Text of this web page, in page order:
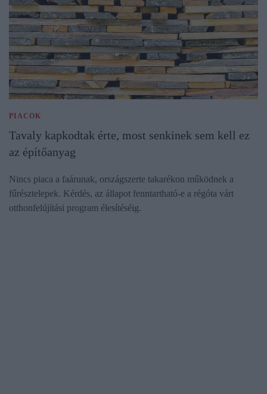
PIACOK
Tavaly kapkodtak érte, most senkinek sem kell ez
az építőanyag
Nincs piaca a faárunak, országszerte takarékon működnek a
fűrésztelepek. Kérdés, az állapot fenntartható-e a régóta várt
otthonfelújítási program élesítéséig.